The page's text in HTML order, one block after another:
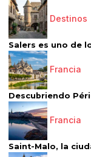
Destinos
Salers es uno de
Francia
Descubriendo
Francia
Saint-Malo, la